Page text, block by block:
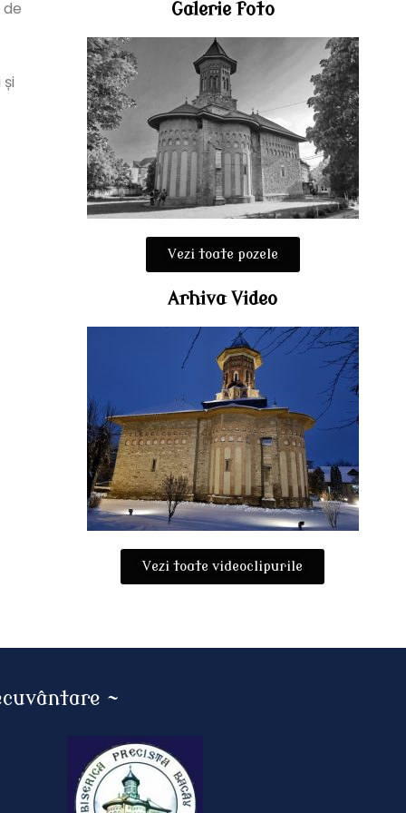
Galerie foto
Vezi toate pozele
Arhiva Video
Vezi toate videoclipurile
~